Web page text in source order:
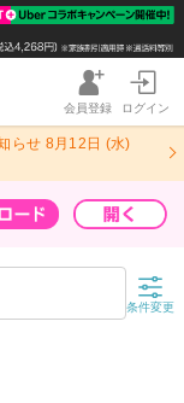
会員登録 ログイン
らせ 8月12日 (水)
条件変更